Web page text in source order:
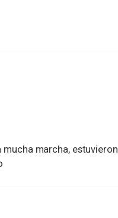
marcha, estuvieron